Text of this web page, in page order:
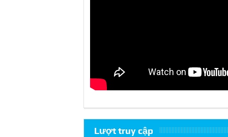
Lượt truy cập